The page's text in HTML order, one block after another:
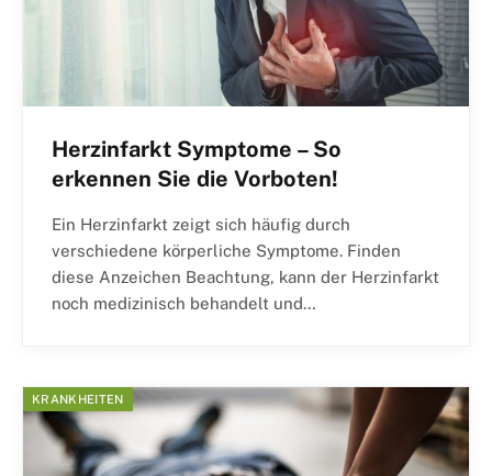
Herzinfarkt Symptome – So
erkennen Sie die Vorboten!
Ein Herzinfarkt zeigt sich häufig durch
verschiedene körperliche Symptome. Finden
diese Anzeichen Beachtung, kann der Herzinfarkt
noch medizinisch behandelt und…
KRANKHEITEN